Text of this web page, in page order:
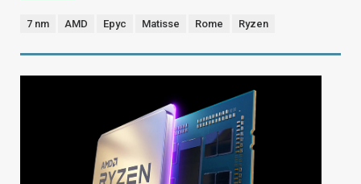
7 nm AMD Epyc Matisse Rome Ryzen